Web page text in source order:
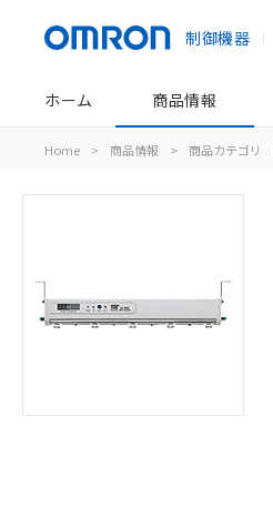
制御機器
ホーム 商品情報
Home > 商品情報 > 商品カテゴリ